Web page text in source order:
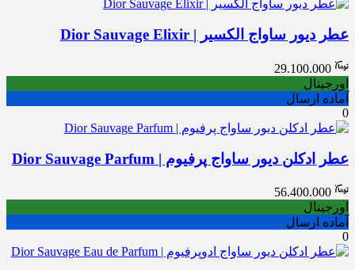
عطر دیور ساواج الکسیر | Dior Sauvage Elixir
29.100.000
اورجینال
آماده ارسال
0
عطر ادکلن دیور ساواج پرفیوم | Dior Sauvage Parfum
56.400.000
اورجینال
آماده ارسال
0